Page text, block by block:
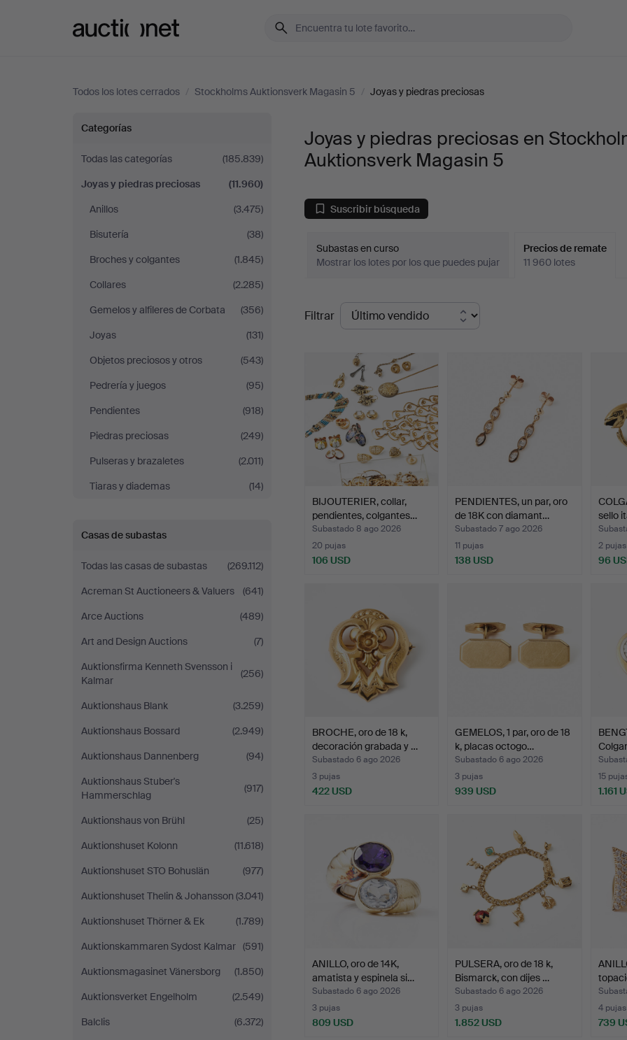
Todos los lotes cerrados / Stockholms Auktionsverk Magasin 5 / Joyas y piedras preciosas
Joyas
y
piedras
preciosas
en
Stockholms
Auktionsverk
Magasin
Categorías
Todas las categorías
(185.839)
Joyas y piedras preciosas
(11.960)
Anillos
(3.475)
Bisutería
(38)
Broches y colgantes
(1.845)
Collares
(2.285)
Gemelos y alfileres de Corbata
(356)
Joyas
(131)
Objetos preciosos y otros
(543)
Pedrería y juegos
(95)
Pendientes
(918)
Piedras preciosas
(249)
Pulseras y brazaletes
(2.011)
Tiaras y diademas
(14)
Casas de subastas
Todas las casas de subastas
(269.112)
Acreman St Auctioneers & Valuers
(641)
Arce Auctions
(489)
Art and Design Auctions
(7)
Auktionsfirma Kenneth Svensson i
Kalmar
(256)
Auktionshaus Blank
(3.259)
Auktionshaus Bossard
(2.949)
Auktionshaus Dannenberg
(94)
Auktionshaus Stuber's
Hammerschlag
(917)
Auktionshaus von Brühl
(25)
Auktionshuset Kolonn
(11.618)
Auktionshuset STO Bohuslän
(977)
Auktionshuset Thelin & Johansson (3.041)
Auktionshuset Thörner & Ek
(1.789)
Auktionskammaren Sydost Kalmar (591)
Auktionsmagasinet Vänersborg
(1.850)
Auktionsverket Engelholm
(2.549)
Balclis
(6.372)
Joyas y piedras preciosas en
Auktionsverk Magasin 5
Suscribir búsqueda
Subastas en curso
Mostrar los lotes por los que puedes pujar
Precios de remate
11 960 lotes
Precios
de
remate
Filtrar
BIJOUTERIER, collar,
pendientes, colgantes…
Subastado 8 ago 2026
20 pujas
106 USD
PENDIENTES, un par, oro
de 18K con diamant…
Subastado 7 ago 2026
11 pujas
138 USD
sello
2 pujas
96
BROCHE, oro de 18 k,
decoración grabada y …
Subastado 6 ago 2026
3 pujas
422 USD
GEMELOS, 1 par, oro de 18
k, placas octogo…
Subastado 6 ago 2026
3 pujas
939 USD
15
1.161
ANILLO, oro de 14K,
amatista y espinela si…
Subastado 6 ago 2026
3 pujas
809 USD
PULSERA, oro de 18 k,
Bismarck, con dijes …
Subastado 6 ago 2026
3 pujas
1.852 USD
4 pujas
739